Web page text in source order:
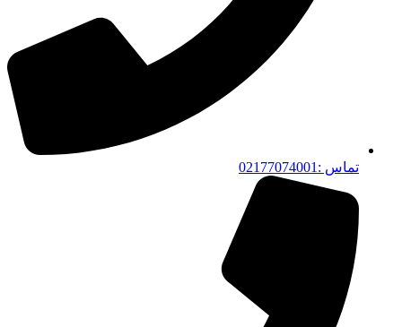
تماس :02177074001